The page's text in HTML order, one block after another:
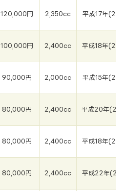
120,000円 2,350cc 平成17年
100,000円 2,400cc 平成18年
90,000円 2,000cc 平成15年
80,000円 2,400cc 平成20年
80,000円 2,400cc 平成18年
80,000円 2,400cc 平成22年